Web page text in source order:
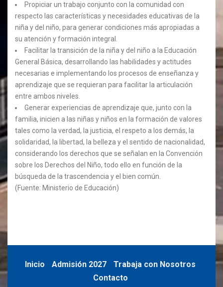
Propiciar un trabajo conjunto con la comunidad con
respecto las características y necesidades educativas de la
niña y del niño, para generar condiciones más apropiadas a
su atención y formación integral.
Facilitar la transición de la niña y del niño a la Educación
General Básica, desarrollando las habilidades y actitudes
necesarias e implementando los procesos de enseñanza y
aprendizaje que se requieran para facilitar la articulación
entre ambos niveles.
Generar experiencias de aprendizaje que, junto con la
familia, inicien a las niñas y niños en la formación de valores
tales como la verdad, la justicia, el respeto a los demás, la
solidaridad, la libertad, la belleza y el sentido de nacionalidad,
considerando los derechos que se señalan en la Convención
sobre los Derechos del Niño, todo ello en función de la
búsqueda de la trascendencia y el bien común.
(Fuente: Ministerio de Educación)
Inicio Admisión 2027
Trabaja con Nosotros
Contacto